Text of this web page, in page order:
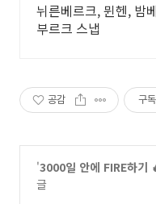
뉘른베르크, 뮌헨, 밤
부르크 스냅
공감 구
'3000일 안에 FIRE하기
글